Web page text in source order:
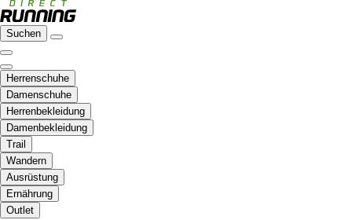
Suchen
Herrenschuhe
Damenschuhe
Herrenbekleidung
Damenbekleidung
Trail
Wandern
Ausrüstung
Ernährung
Outlet